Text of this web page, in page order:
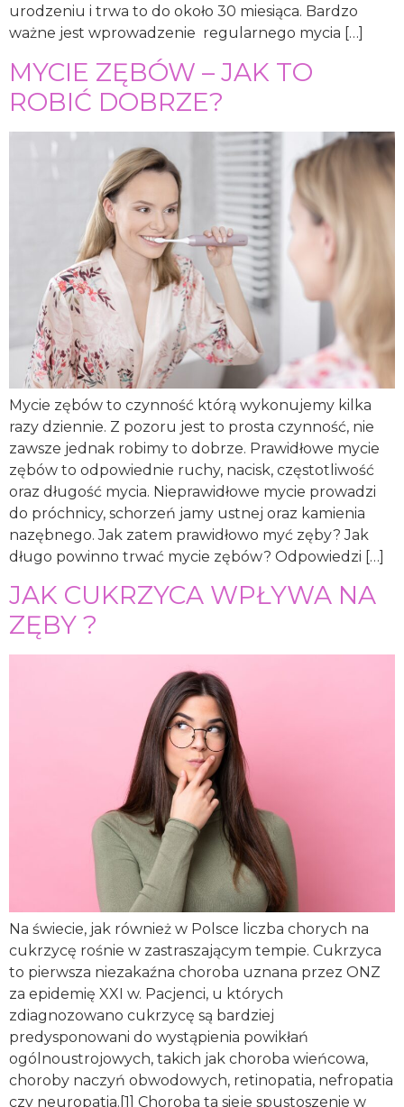
urodzeniu i trwa to do około 30 miesiąca. Bardzo
ważne jest wprowadzenie regularnego mycia […]
MYCIE ZĘBÓW – JAK TO
ROBIĆ DOBRZE?
Mycie zębów to czynność którą wykonujemy kilka
razy dziennie. Z pozoru jest to prosta czynność, nie
zawsze jednak robimy to dobrze. Prawidłowe mycie
zębów to odpowiednie ruchy, nacisk, częstotliwość
oraz długość mycia. Nieprawidłowe mycie prowadzi
do próchnicy, schorzeń jamy ustnej oraz kamienia
nazębnego. Jak zatem prawidłowo myć zęby? Jak
długo powinno trwać mycie zębów? Odpowiedzi […]
JAK CUKRZYCA WPŁYWA NA
ZĘBY ?
Na świecie, jak również w Polsce liczba chorych na
cukrzycę rośnie w zastraszającym tempie. Cukrzyca
to pierwsza niezakaźna choroba uznana przez ONZ
za epidemię XXI w. Pacjenci, u których
zdiagnozowano cukrzycę są bardziej
predysponowani do wystąpienia powikłań
ogólnoustrojowych, takich jak choroba wieńcowa,
choroby naczyń obwodowych, retinopatia, nefropatia
czy neuropatia.[1] Choroba ta sieje spustoszenie w